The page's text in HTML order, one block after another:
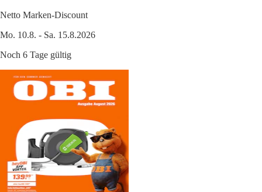
Netto Marken-Discount
Mo. 10.8. - Sa. 15.8.2026
Noch 6 Tage gültig